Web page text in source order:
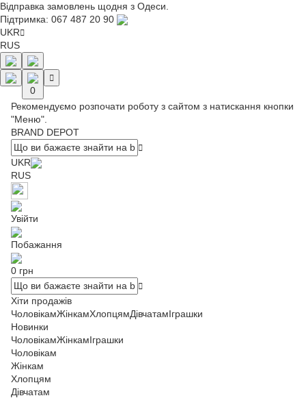
Відправка замовлень щодня з Одеси.
Підтримка: 067 487 20 90
UKR
RUS
0
Рекомендуємо розпочати роботу з сайтом з натискання кнопки
"Меню".
BRAND DEPOT
UKR
RUS
Увійти
Побажання
0 грн
Хіти продажів
ЧоловікамЖінкамХлопцямДівчатамІграшки
Новинки
ЧоловікамЖінкамІграшки
Чоловікам
Жінкам
Хлопцям
Дівчатам